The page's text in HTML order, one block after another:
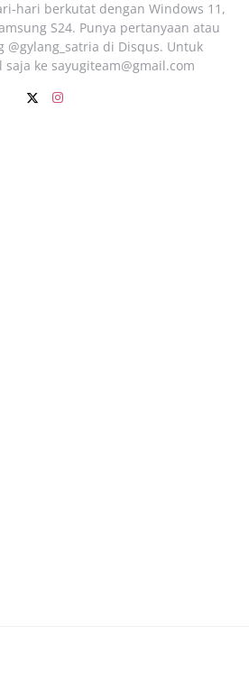
berkutat dengan Windows 11,
S24. Punya pertanyaan atau
@gylang_satria di Disqus. Untuk
saja ke sayugiteam@gmail.com